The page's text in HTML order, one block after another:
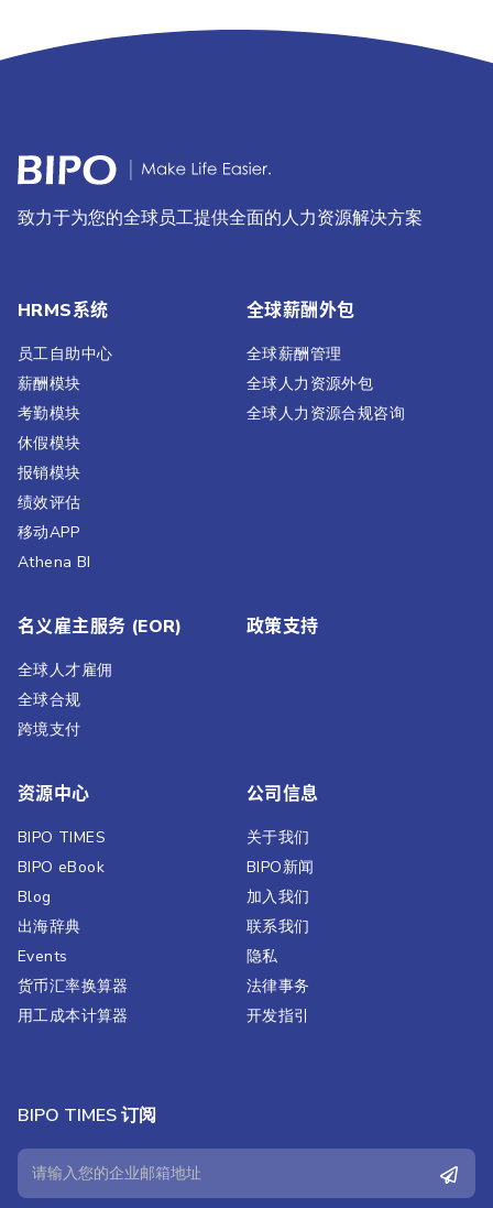
致力于为您的全球员工提供全面的人力资源解决方案
HRMS系统
员工自助中心
薪酬模块
考勤模块
休假模块
报销模块
绩效评估​
移动APP
Athena BI
全球薪酬外包
全球薪酬管理
全球人力资源外包
全球人力资源合规咨询
名义雇主服务 (EOR)
全球人才雇佣
全球合规
跨境支付
政策支持
资源中心
BIPO TIMES
BIPO eBook
Blog
出海辞典
Events
货币汇率换算器
用工成本计算器
公司信息
关于我们
BIPO新闻​
加入我们
联系我们
隐私
法律事务
开发指引
BIPO TIMES 订阅